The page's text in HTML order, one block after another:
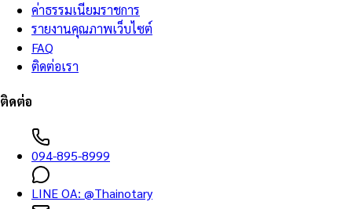
ค่าธรรมเนียมราชการ
รายงานคุณภาพเว็บไซต์
FAQ
ติดต่อเรา
ติดต่อ
094-895-8999
LINE OA: @Thainotary